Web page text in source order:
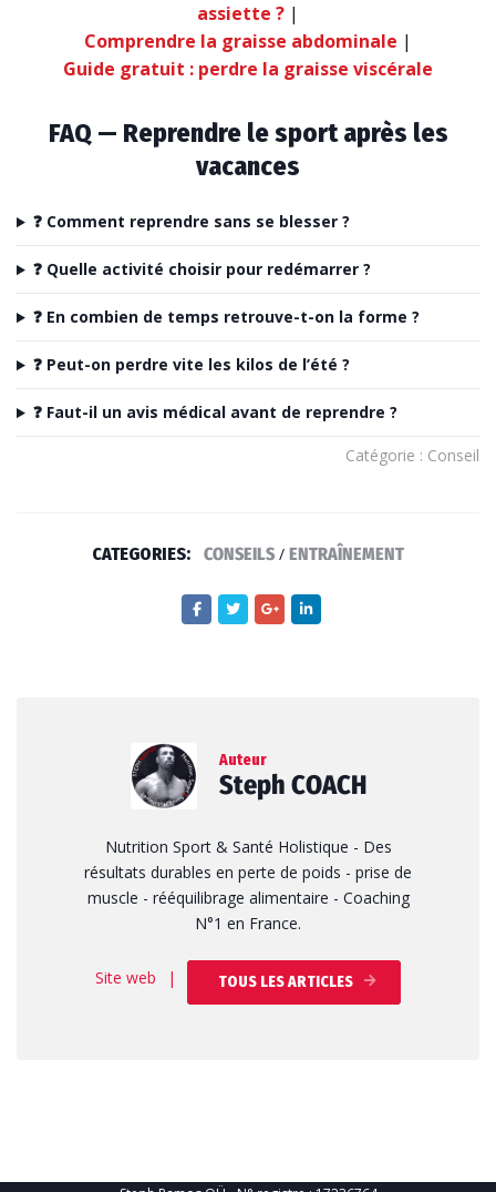
assiette ? |
Comprendre la graisse abdominale |
Guide gratuit : perdre la graisse viscérale
FAQ — Reprendre le sport après les
vacances
❓ Comment reprendre sans se blesser ?
❓ Quelle activité choisir pour redémarrer ?
❓ En combien de temps retrouve-t-on la forme ?
❓ Peut-on perdre vite les kilos de l’été ?
❓ Faut-il un avis médical avant de reprendre ?
Catégorie : Conseil
CATEGORIES: CONSEILS / ENTRAÎNEMENT
Auteur
Steph COACH
Nutrition Sport & Santé Holistique - Des
résultats durables en perte de poids - prise de
muscle - rééquilibrage alimentaire - Coaching
N°1 en France.
Site web | TOUS LES ARTICLES